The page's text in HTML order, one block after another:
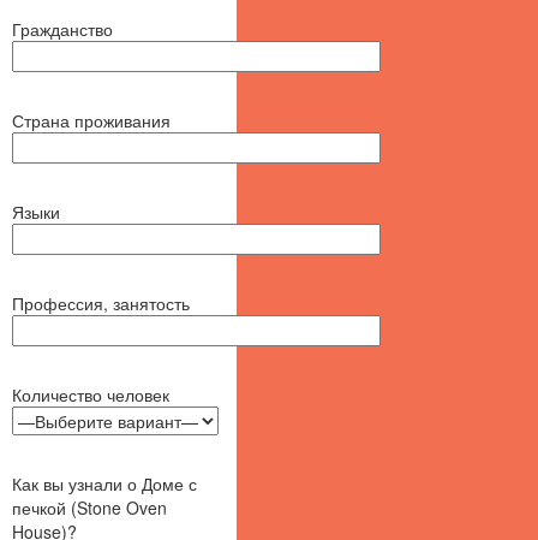
Гражданство
Страна проживания
Языки
Профессия, занятость
Количество человек
Как вы узнали о Доме с
печкой (Stone Oven
House)?